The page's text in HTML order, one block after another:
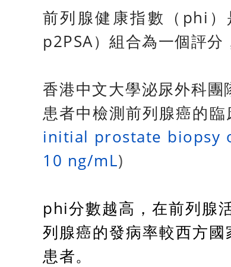
前列腺健康指數（phi）
p2PSA）組合為一個評分
香港中文大學泌尿外科
患者中檢測前列腺癌的
initial prostate biopsy
10 ng/mL)
phi分數越高，在前列腺
列腺癌的發病率較西方
患者。